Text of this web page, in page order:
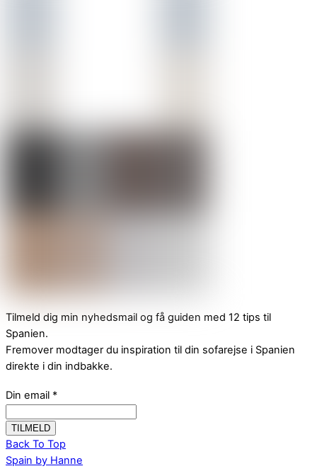
Tilmeld dig min nyhedsmail og få guiden med 12 tips til
Spanien.
Fremover modtager du inspiration til din sofarejse i Spanien
direkte i din indbakke.
Din email *
Back To Top
Spain by Hanne